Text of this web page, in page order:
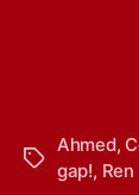
Tags
Ahmed,
gap!,